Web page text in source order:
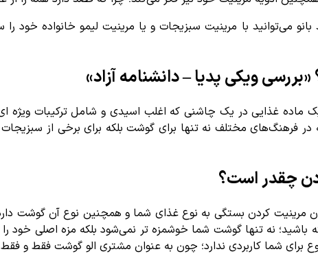
می‌توانید با مرینیت سبزیجات و یا مرینیت لیمو خانواده خود
ویکی پدیا – دانشنامه آزاد»
فرهنگ‌های مختلف نه تنها برای گوشت بلکه برای برخی از
چقدر است؟
مرینیت کردن بستگی به نوع غذای شما و همچنین نوع آن گوشت
باشید؛ نه تنها گوشت شما خوشمزه تر نمی‌شود بلکه مزه اصلی
برای شما کاربردی ندارد؛ چون به عنوان مشتری الو گوشت فقط و